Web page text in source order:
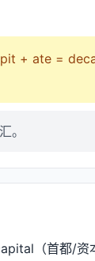
+ ate =
。
（首都/资